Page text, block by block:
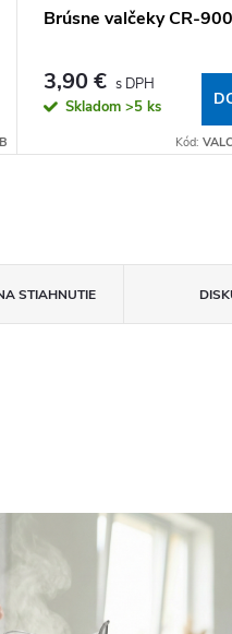
Brúsne valčeky CR-900
3,90 €
Skladom >5 ks
Kód:
STIAHNUTIE